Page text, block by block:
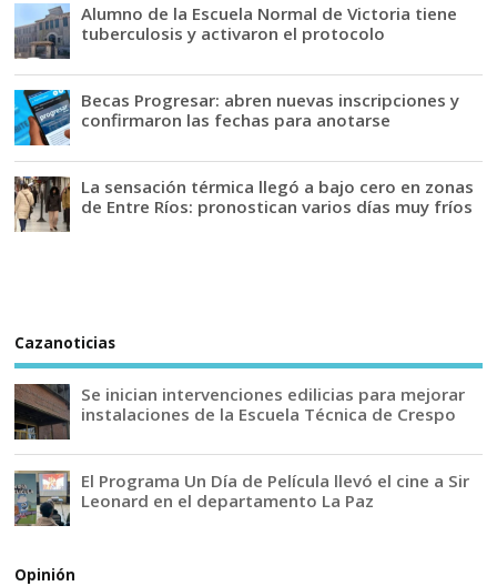
Alumno de la Escuela Normal de Victoria tiene
tuberculosis y activaron el protocolo
Becas Progresar: abren nuevas inscripciones y
confirmaron las fechas para anotarse
La sensación térmica llegó a bajo cero en zonas
de Entre Ríos: pronostican varios días muy fríos
Cazanoticias
Se inician intervenciones edilicias para mejorar
instalaciones de la Escuela Técnica de Crespo
El Programa Un Día de Película llevó el cine a Sir
Leonard en el departamento La Paz
Opinión